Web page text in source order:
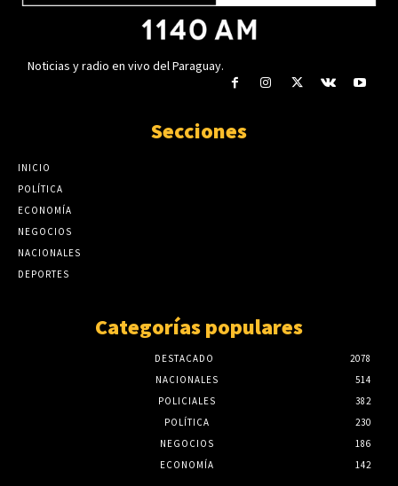
Noticias y radio en vivo del Paraguay.
Secciones
INICIO
POLÍTICA
ECONOMÍA
NEGOCIOS
NACIONALES
DEPORTES
Categorías populares
DESTACADO
2078
NACIONALES
514
POLICIALES
382
POLÍTICA
230
NEGOCIOS
186
ECONOMÍA
142